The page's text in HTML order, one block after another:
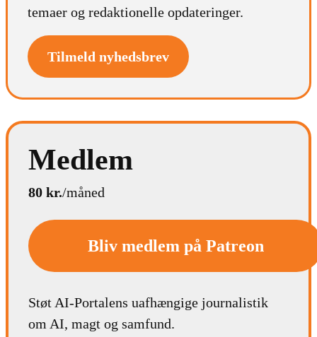
temaer og redaktionelle opdateringer.
Tilmeld nyhedsbrev
Medlem
80 kr./måned
Bliv medlem på Patreon
Støt AI-Portalens uafhængige journalistik
om AI, magt og samfund.